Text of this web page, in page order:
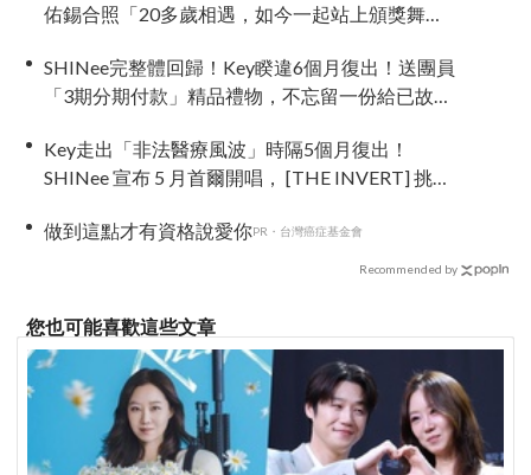
佑錫合照「20多歲相遇，如今一起站上頒獎舞
SHINee完整體回歸！Key睽違6個月復出！送團員
「3期分期付款」精品禮物，不忘留一份給已故鐘
Key走出「非法醫療風波」時隔5個月復出！
SHINee 宣布 5 月首爾開唱， [THE INVERT] 挑戰
做到這點才有資格說愛你PR・台灣癌症基金會
Recommended by
您也可能喜歡這些文章